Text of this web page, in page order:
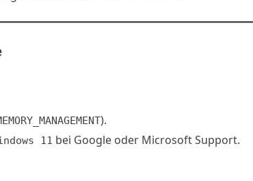
).
11 bei Google oder Microsoft Support.